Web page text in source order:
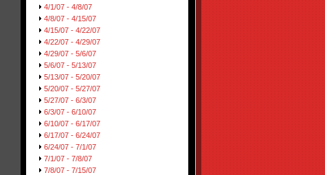
4/1/07 - 4/8/07
4/8/07 - 4/15/07
4/15/07 - 4/22/07
4/22/07 - 4/29/07
4/29/07 - 5/6/07
5/6/07 - 5/13/07
5/13/07 - 5/20/07
5/20/07 - 5/27/07
5/27/07 - 6/3/07
6/3/07 - 6/10/07
6/10/07 - 6/17/07
6/17/07 - 6/24/07
6/24/07 - 7/1/07
7/1/07 - 7/8/07
7/8/07 - 7/15/07